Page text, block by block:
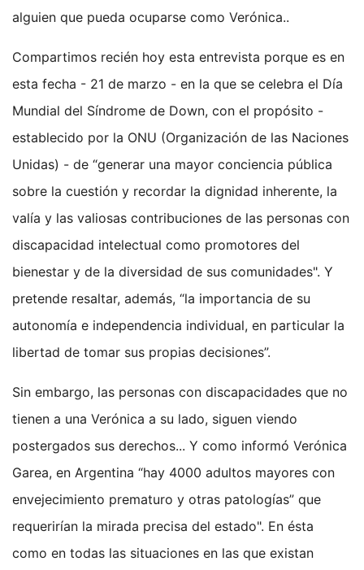
alguien que pueda ocuparse como Verónica..
Compartimos recién hoy esta entrevista porque es en
esta fecha - 21 de marzo - en la que se celebra el Día
Mundial del Síndrome de Down, con el propósito -
establecido por la ONU (Organización de las Naciones
Unidas) - de “generar una mayor conciencia pública
sobre la cuestión y recordar la dignidad inherente, la
valía y las valiosas contribuciones de las personas con
discapacidad intelectual como promotores del
bienestar y de la diversidad de sus comunidades". Y
pretende resaltar, además, “la importancia de su
autonomía e independencia individual, en particular la
libertad de tomar sus propias decisiones”.
Sin embargo, las personas con discapacidades que no
tienen a una Verónica a su lado, siguen viendo
postergados sus derechos... Y como informó Verónica
Garea, en Argentina “hay 4000 adultos mayores con
envejecimiento prematuro y otras patologías” que
requerirían la mirada precisa del estado". En ésta
como en todas las situaciones en las que existan